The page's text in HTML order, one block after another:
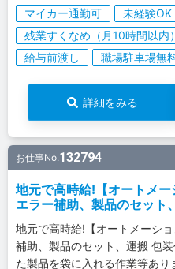
マイカー通勤可 未経験OK
残業すくなめ（月10時間以内）
給与前渡し
職場駐車場無
詳細をみる
お仕事No.132794
地元で高時給!【オートメ
エラー補助、製品のセット
地元で高時給!【オートメーシ
補助、製品のセット、運搬 包
た製品を袋に入れる作業等あ